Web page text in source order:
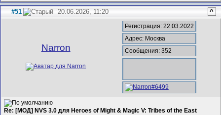
#51 20.06.2026, 11:20 ^
Narron
Регистрация: 22.03.2022
Адрес: Москва
Сообщения: 352
Re: [МОД] NVS 3.0 для Heroes of Might & Magic V: Tribes of the East